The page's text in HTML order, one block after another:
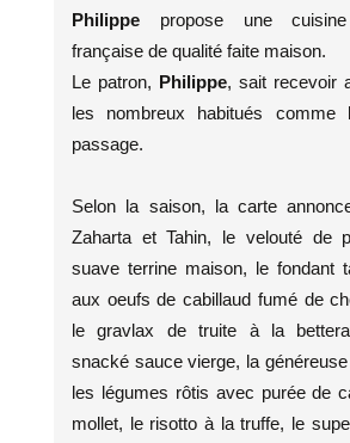
Philippe propose une cuisine
française de qualité faite maison.
Le patron, Philippe, sait recevoir
les nombreux habitués comme
passage.
Selon la saison, la carte
Zaharta et Tahin, le velouté de
suave terrine maison, le fondant
aux oeufs de cabillaud fumé de
le gravlax de truite à la
snacké sauce vierge, la
les légumes rôtis avec purée de
mollet, le risotto à la truffe, le